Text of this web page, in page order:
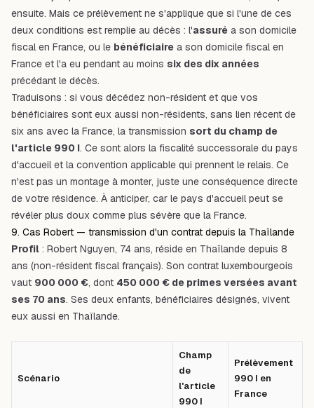
ensuite. Mais ce prélèvement ne s'applique que si l'une de ces
deux conditions est remplie au décès : l'assuré a son domicile
fiscal en France, ou le bénéficiaire a son domicile fiscal en
France et l'a eu pendant au moins six des dix années
précédant le décès.
Traduisons : si vous décédez non-résident et que vos
bénéficiaires sont eux aussi non-résidents, sans lien récent de
six ans avec la France, la transmission sort du champ de
l'article 990 I. Ce sont alors la fiscalité successorale du pays
d'accueil et la convention applicable qui prennent le relais. Ce
n'est pas un montage à monter, juste une conséquence directe
de votre résidence. À anticiper, car le pays d'accueil peut se
révéler plus doux comme plus sévère que la France.
9. Cas Robert — transmission d'un contrat depuis la Thaïlande
Profil : Robert Nguyen, 74 ans, réside en Thaïlande depuis 8
ans (non-résident fiscal français). Son contrat luxembourgeois
vaut 900 000 €, dont 450 000 € de primes versées avant
ses 70 ans. Ses deux enfants, bénéficiaires désignés, vivent
eux aussi en Thaïlande.
Scénario
Champ
de
l'article
990 I
Prélèvement
990 I en
France